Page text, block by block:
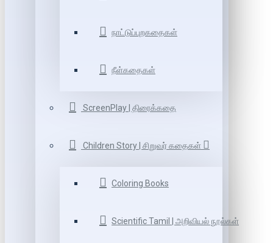
நாட்டுப்புறகதைகள்
நீள்கதைகள்
ScreenPlay | திரைக்கதை
Children Story | சிறுவர் கதைகள்
Coloring Books
Scientific Tamil | அறிவியல் நூல்கள்